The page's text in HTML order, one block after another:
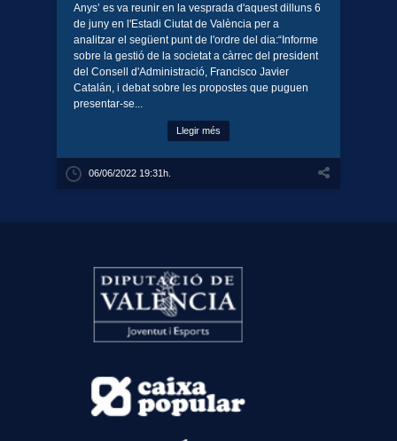
Anys’ es va reunir en la vesprada d'aquest dilluns 6
de juny en l'Estadi Ciutat de València per a
analitzar el següent punt de l'ordre del dia:“Informe
sobre la gestió de la societat a càrrec del president
del Consell d'Administració, Francisco Javier
Catalán, i debat sobre les propostes que puguen
presentar-se...
Llegir més
06/06/2022 19:31h.